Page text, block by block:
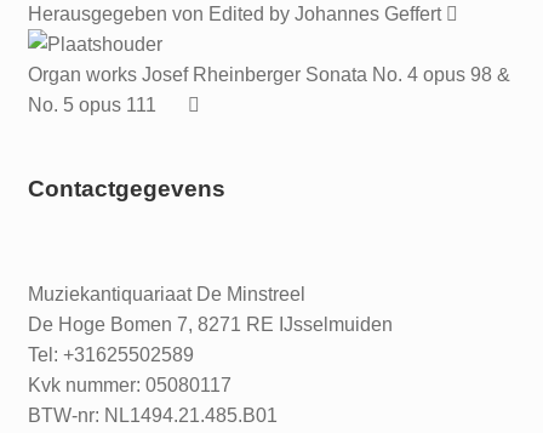
Herausgegeben von Edited by Johannes Geffert
Organ works Josef Rheinberger Sonata No. 4 opus 98 &
No. 5 opus 111
Contactgegevens
Muziekantiquariaat De Minstreel
De Hoge Bomen 7, 8271 RE IJsselmuiden
Tel: +31625502589
Kvk nummer: 05080117
BTW-nr: NL1494.21.485.B01